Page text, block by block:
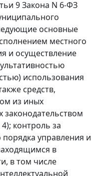
9Закона N 6-ФЗ
основные
местного
и осуществление
использования
средств,
из иных
законодательством
контроль за
управления и
в
в том числе